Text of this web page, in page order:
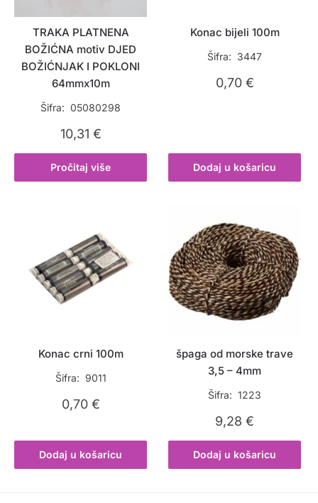
TRAKA PLATNENA
BOŽIĆNA motiv DJED
BOŽIĆNJAK I POKLONI
64mmx10m
Šifra: 05080298
10,31 €
Pročitaj više
Konac bijeli 100m
Šifra: 3447
0,70 €
Dodaj u košaricu
Konac crni 100m
Šifra: 9011
0,70 €
Dodaj u košaricu
špaga od morske trave
3,5 – 4mm
Šifra: 1223
9,28€
Dodaj u košaricu